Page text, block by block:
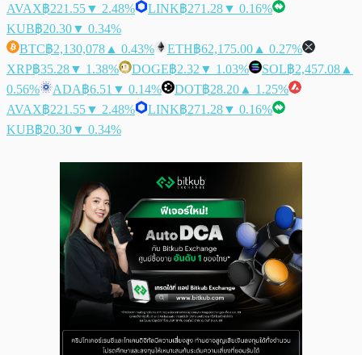
AVAX฿221.55▼ 2.48% LINK฿271.28▼ 0.16%
KUB฿20.30▼ 0.34%
BTC฿2,130,078 ▲ 0.43% ETH฿62,175.00 ▲ 0.27%
XRP฿35.28▼ 1.38% DOGE฿2.32 ▼ 1.03% SOL฿2,457.08 ▲
0.56%
ADA฿6.51 ▼ 0.14% DOT฿28.20 ▲ 1.25%
AVAX฿221.55▼ 2.48% LINK฿271.28▼ 0.16%
KUB฿20.30▼ 0.34%